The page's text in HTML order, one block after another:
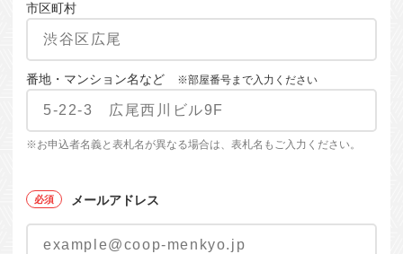
市区町村
番地・マンション名など ※部屋番号まで入力ください
※お申込者名義と表札名が異なる場合は、表札名もご入力ください。
メールアドレス